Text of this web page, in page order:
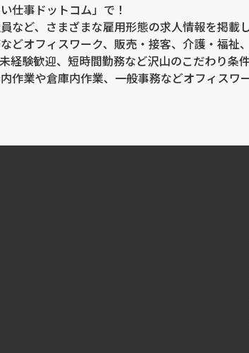
先
仕事ドットコム」で！
など、さまざまな雇用形態の求人情報を掲載
どオフィスワーク、販売・接客、介護・福祉
経験歓迎、短時間勤務など沢山のこだわり条
作業や倉庫内作業、一般事務などオフィス